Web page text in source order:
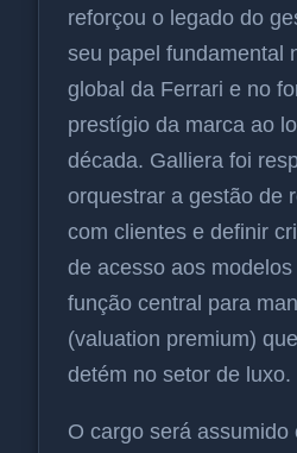
reforçou o legado do
seu papel fundamental
global da Ferrari e no
prestígio da marca ao
década. Galliera foi
orquestrar a gestão de
com clientes e definir
de acesso aos
função central para
(valuation premium)
detém no setor de luxo.
O cargo será assumido